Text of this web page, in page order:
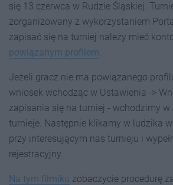
się 13 czerwca w Rudzie Śląskiej.
zorganizowany z wykorzystaniem
zapisać się na turniej należy mieć
powiązanym profilem.
Jeżeli gracz nie ma powiązanego
wniosek wchodząc w Ustawienia ->
zapisania się na turniej - wchodzimy w
turnieje. Następnie klikamy w ludzika
przy interesującym nas turnieju i
rejestracyjny.
Na tym filmiku zobaczycie procedurę